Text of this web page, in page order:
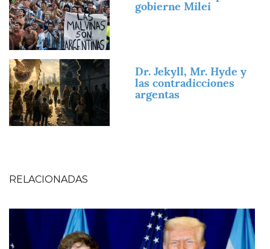
gobierne Milei
Imagen
Dr. Jekyll, Mr. Hyde y
las contradicciones
argentas
RELACIONADAS